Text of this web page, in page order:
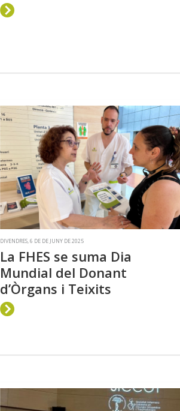
DIVENDRES, 6 DE DE JUNY DE 2025
La FHES se suma Dia
Mundial del Donant
d’Òrgans i Teixits